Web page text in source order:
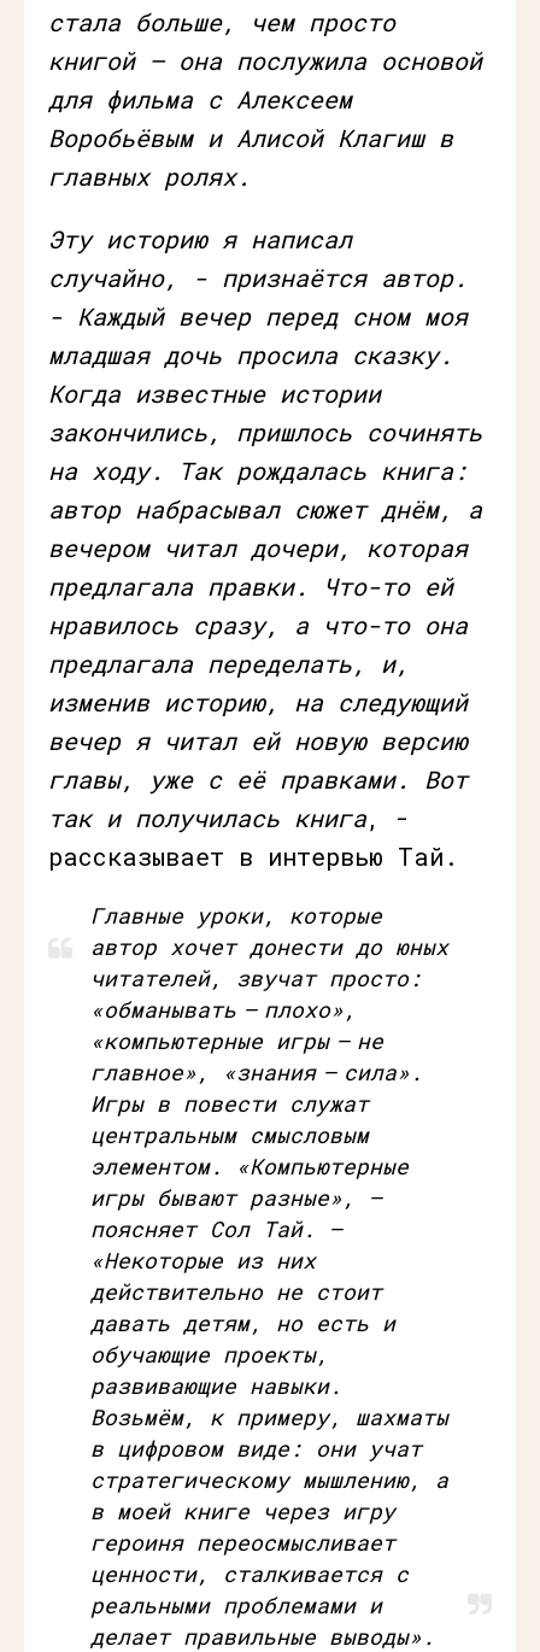
стала больше, чем просто
книгой — она послужила основой
для фильма с Алексеем
Воробьёвым и Алисой Клагиш в
главных ролях.
Эту историю я написал
случайно, - признаётся автор.
- Каждый вечер перед сном моя
младшая дочь просила сказку.
Когда известные истории
закончились, пришлось сочинять
на ходу. Так рождалась книга:
автор набрасывал сюжет днём, а
вечером читал дочери, которая
предлагала правки. Что-то ей
нравилось сразу, а что-то она
предлагала переделать, и,
изменив историю, на следующий
вечер я читал ей новую версию
главы, уже с её правками. Вот
так и получилась книга, -
рассказывает в интервью Тай.
Главные уроки, которые
автор хочет донести до юных
читателей, звучат просто:
«обманывать — плохо»,
«компьютерные игры — не
главное», «знания — сила».
Игры в повести служат
центральным смысловым
элементом. «Компьютерные
игры бывают разные», –
поясняет Сол Тай. –
«Некоторые из них
действительно не стоит
давать детям, но есть и
обучающие проекты,
развивающие навыки.
Возьмём, к примеру, шахматы
в цифровом виде: они учат
стратегическому мышлению, а
в моей книге через игру
героиня переосмысливает
ценности, сталкивается с
реальными проблемами и
делает правильные выводы».